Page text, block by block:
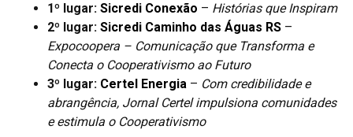
1º lugar: Sicredi Conexão – Histórias que Inspiram
2º lugar: Sicredi Caminho das Águas RS –
Expocoopera – Comunicação que Transforma e
Conecta o Cooperativismo ao Futuro
3º lugar: Certel Energia – Com credibilidade e
abrangência, Jornal Certel impulsiona comunidades
e estimula o Cooperativismo